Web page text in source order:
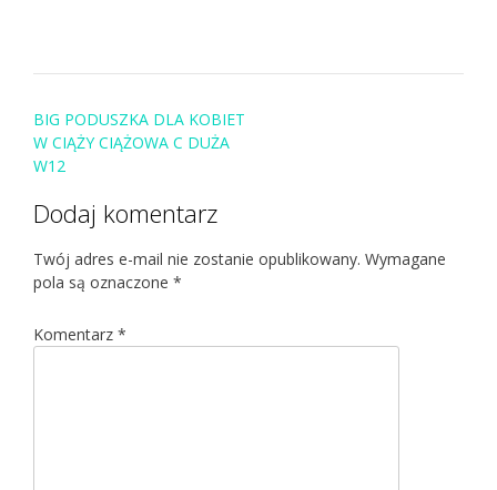
Post
navigation
BIG PODUSZKA DLA KOBIET
W CIĄŻY CIĄŻOWA C DUŻA
W12
Dodaj komentarz
Twój adres e-mail nie zostanie opublikowany. Wymagane
pola są oznaczone *
Komentarz *